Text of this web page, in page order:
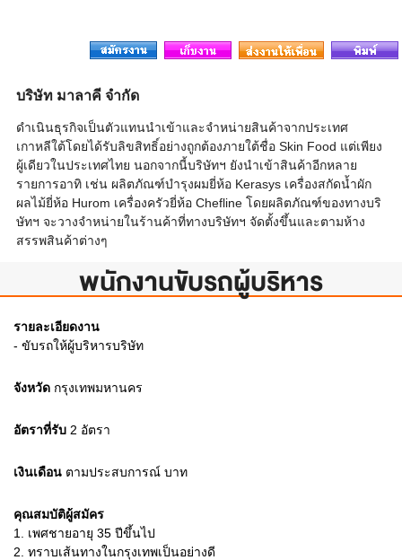
บริษัท มาลาคี จำกัด
ดำเนินธุรกิจเป็นตัวแทนนำเข้าและจำหน่ายสินค้าจากประเทศ
เกาหลีใต้โดยได้รับลิขสิทธิ์อย่างถูกต้องภายใต้ชื่อ Skin Food แต่เพียง
ผู้เดียวในประเทศไทย นอกจากนี้บริษัทฯ ยังนำเข้าสินค้าอีกหลาย
รายการอาทิ เช่น ผลิตภัณฑ์บำรุงผมยี่ห้อ Kerasys เครื่องสกัดน้ำผัก
ผลไม้ยี่ห้อ Hurom เครื่องครัวยี่ห้อ Chefline โดยผลิตภัณฑ์ของทางบริ
ษัทฯ จะวางจำหน่ายในร้านค้าที่ทางบริษัทฯ จัดตั้งขึ้นและตามห้าง
สรรพสินค้าต่างๆ
พนักงานขับรถผู้บริหาร
รายละเอียดงาน
- ขับรถให้ผู้บริหารบริษัท
จังหวัด กรุงเทพมหานคร
อัตราที่รับ 2 อัตรา
เงินเดือน ตามประสบการณ์ บาท
คุณสมบัติผู้สมัคร
1.
เพศชายอายุ 35 ปีขึ้นไป
2. ทราบเส้นทางในกรุงเทพเป็นอย่างดี